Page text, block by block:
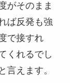
がそのまま
ば反発も強
で接すれ
くれるでし
言えます。